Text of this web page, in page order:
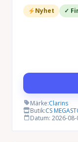
Nyhet ✓
Märke:Clarins
Butik:CS
Datum: 2026-08-